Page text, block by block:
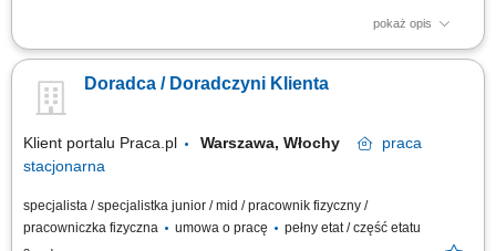
pokaż opis
Dbanie o prawidłowe wyeksponowanie asortymentu, estetykę strefy
oznaczeń cenowych, prowadzenie przecen oraz kontrola terminowości i
jakości produktów. Pomoc klientom w odnajdywaniu poszukiwanych
Doradca / Doradczyni Klienta
Klient portalu Praca.pl Warszawa, Włochy
praca
stacjonarna
specjalista / specjalistka junior / mid / pracownik fizyczny /
pracowniczka fizyczna
umowa o pracę pełny etat / część etatu